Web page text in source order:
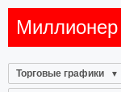
Миллионер
Торговые графики